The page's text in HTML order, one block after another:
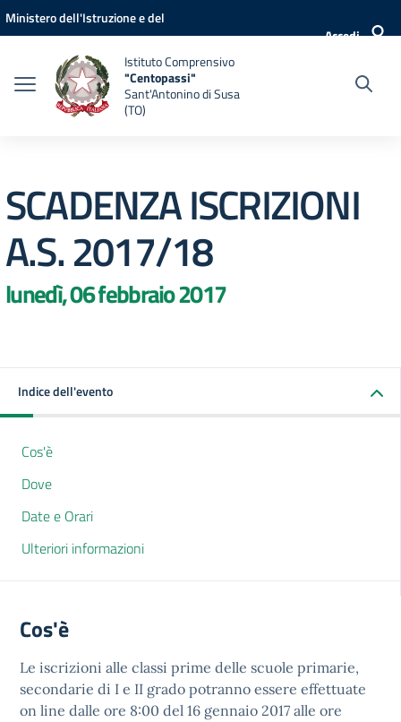
Vai ai contenuti
Vai al menu di navigazione
Vai al footer
Ministero dell'Istruzione e del
Accedi
Istituto Comprensivo
"Centopassi"
Sant'Antonino di Susa
(TO)
SCADENZA ISCRIZIONI
A.S. 2017/18
lunedì, 06 febbraio 2017
Indice dell'evento
Cos'è
Dove
Date e Orari
Ulteriori informazioni
Cos'è
Le iscrizioni alle classi prime delle scuole primarie,
secondarie di I e II grado potranno essere effettuate
on line dalle ore 8:00 del 16 gennaio 2017 alle ore